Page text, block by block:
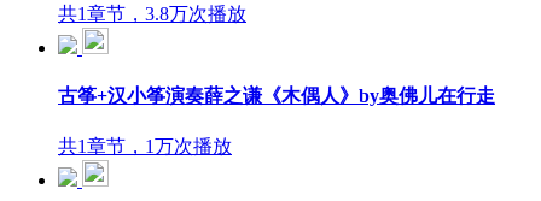
共1章节，3.8万次播放
古筝+汉小筝演奏薛之谦《木偶人》by奥佛儿在行走
共1章节，1万次播放